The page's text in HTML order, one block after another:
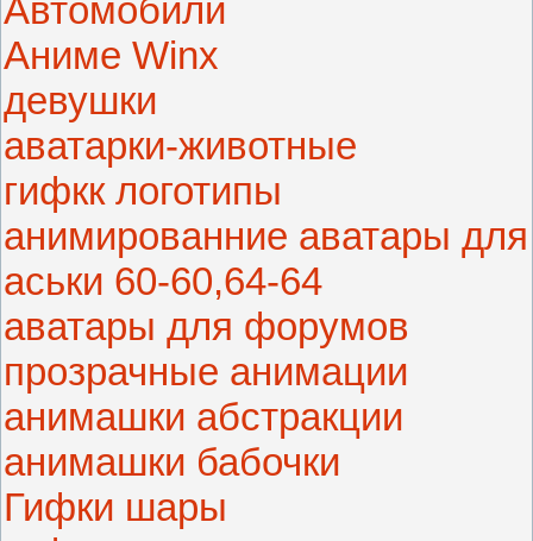
Автомобили
Аниме Winx
девушки
аватарки-животные
гифкк логотипы
анимированние аватары для
аськи 60-60,64-64
аватары для форумов
прозрачные анимации
анимашки абстракции
анимашки бабочки
Гифки шары